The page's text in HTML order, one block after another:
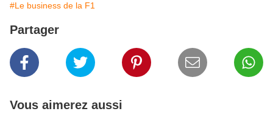
#Le business de la F1
Partager
Vous aimerez aussi